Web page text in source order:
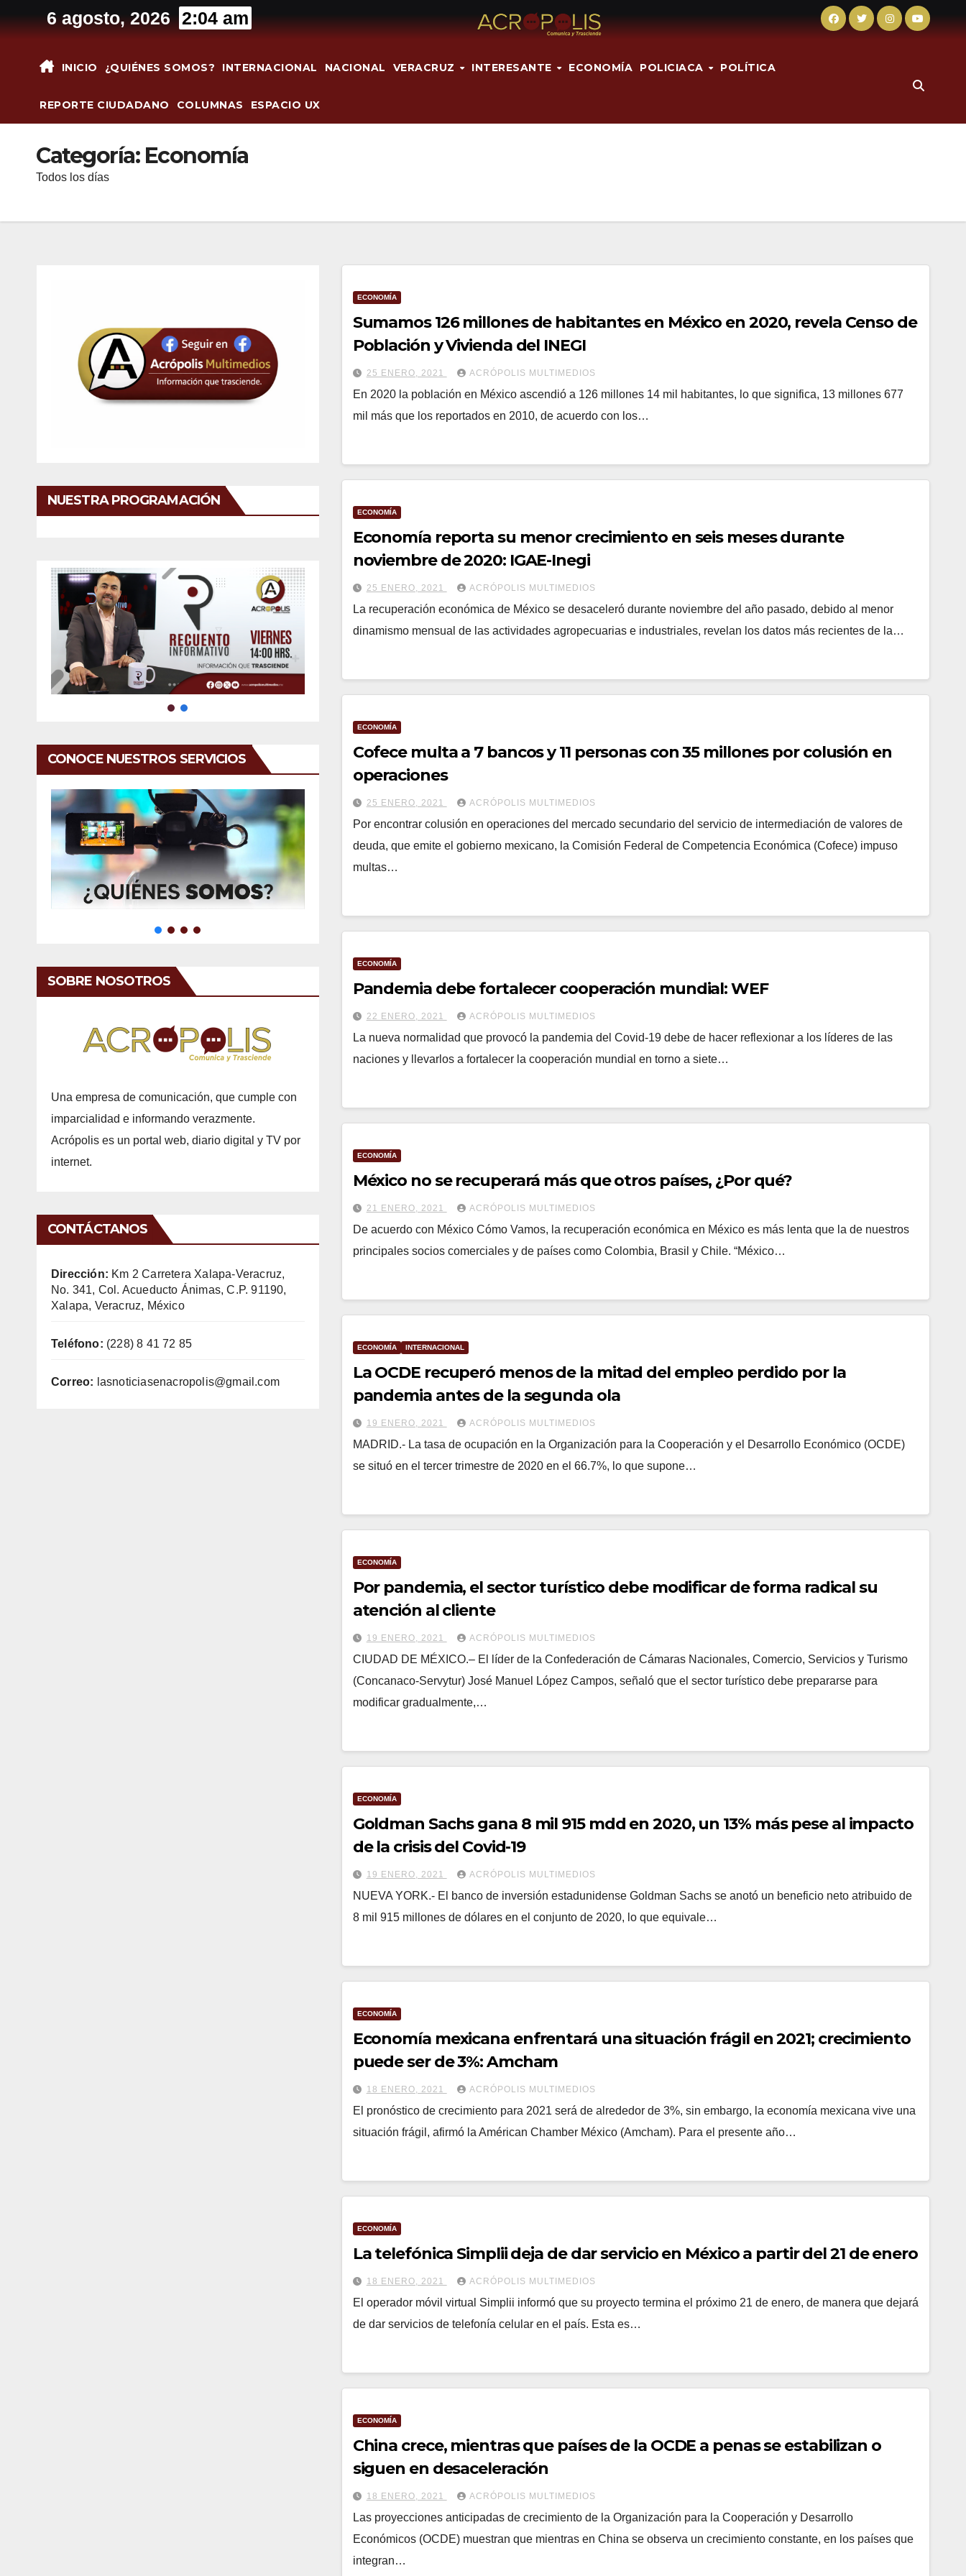
al
6 agosto, 2026 2:04 am
INICIO ¿QUIÉNES SOMOS? INTERNACIONAL NACIONAL VERACRUZ INTERESANTE ECONOMÍA POLICIACA POLÍTICA
REPORTE CIUDADANO COLUMNAS ESPACIO UX
Categoría: Economía
Todos los días
NUESTRA PROGRAMACIÓN
CONOCE NUESTROS SERVICIOS
SOBRE NOSOTROS
Una empresa de comunicación, que cumple con
imparcialidad e informando verazmente.
Acrópolis es un portal web, diario digital y TV por
internet.
CONTÁCTANOS
Dirección: Km 2 Carretera Xalapa-Veracruz,
No. 341, Col. Acueducto Ánimas, C.P. 91190,
Xalapa, Veracruz, México
Teléfono: (228) 8 41 72 85
Correo: lasnoticiasenacropolis@gmail.com
ECONOMÍA
Sumamos 126 millones de habitantes en México en 2020, revela Censo de
Población y Vivienda del INEGI
25 ENERO, 2021 ACRÓPOLIS MULTIMEDIOS
En 2020 la población en México ascendió a 126 millones 14 mil habitantes, lo que significa, 13 millones 677
mil más que los reportados en 2010, de acuerdo con los…
ECONOMÍA
Economía reporta su menor crecimiento en seis meses durante
noviembre de 2020: IGAE-Inegi
25 ENERO, 2021 ACRÓPOLIS MULTIMEDIOS
La recuperación económica de México se desaceleró durante noviembre del año pasado, debido al menor
dinamismo mensual de las actividades agropecuarias e industriales, revelan los datos más recientes de la…
ECONOMÍA
Cofece multa a 7 bancos y 11 personas con 35 millones por colusión en
operaciones
25 ENERO, 2021 ACRÓPOLIS MULTIMEDIOS
Por encontrar colusión en operaciones del mercado secundario del servicio de intermediación de valores de
deuda, que emite el gobierno mexicano, la Comisión Federal de Competencia Económica (Cofece) impuso
multas…
ECONOMÍA
Pandemia debe fortalecer cooperación mundial: WEF
22 ENERO, 2021 ACRÓPOLIS MULTIMEDIOS
La nueva normalidad que provocó la pandemia del Covid-19 debe de hacer reflexionar a los líderes de las
naciones y llevarlos a fortalecer la cooperación mundial en torno a siete…
ECONOMÍA
México no se recuperará más que otros países, ¿Por qué?
21 ENERO, 2021 ACRÓPOLIS MULTIMEDIOS
De acuerdo con México Cómo Vamos, la recuperación económica en México es más lenta que la de nuestros
principales socios comerciales y de países como Colombia, Brasil y Chile. “México…
ECONOMÍA INTERNACIONAL
La OCDE recuperó menos de la mitad del empleo perdido por la
pandemia antes de la segunda ola
19 ENERO, 2021 ACRÓPOLIS MULTIMEDIOS
MADRID.- La tasa de ocupación en la Organización para la Cooperación y el Desarrollo Económico (OCDE)
se situó en el tercer trimestre de 2020 en el 66.7%, lo que supone…
ECONOMÍA
Por pandemia, el sector turístico debe modificar de forma radical su
atención al cliente
19 ENERO, 2021 ACRÓPOLIS MULTIMEDIOS
CIUDAD DE MÉXICO.– El líder de la Confederación de Cámaras Nacionales, Comercio, Servicios y Turismo
(Concanaco-Servytur) José Manuel López Campos, señaló que el sector turístico debe prepararse para
modificar gradualmente,…
ECONOMÍA
Goldman Sachs gana 8 mil 915 mdd en 2020, un 13% más pese al impacto
de la crisis del Covid-19
19 ENERO, 2021 ACRÓPOLIS MULTIMEDIOS
NUEVA YORK.- El banco de inversión estadunidense Goldman Sachs se anotó un beneficio neto atribuido de
8 mil 915 millones de dólares en el conjunto de 2020, lo que equivale…
ECONOMÍA
Economía mexicana enfrentará una situación frágil en 2021; crecimiento
puede ser de 3%: Amcham
18 ENERO, 2021 ACRÓPOLIS MULTIMEDIOS
El pronóstico de crecimiento para 2021 será de alrededor de 3%, sin embargo, la economía mexicana vive una
situación frágil, afirmó la Américan Chamber México (Amcham). Para el presente año…
ECONOMÍA
La telefónica Simplii deja de dar servicio en México a partir del 21 de enero
18 ENERO, 2021 ACRÓPOLIS MULTIMEDIOS
El operador móvil virtual Simplii informó que su proyecto termina el próximo 21 de enero, de manera que dejará
de dar servicios de telefonía celular en el país. Esta es…
ECONOMÍA
China crece, mientras que países de la OCDE a penas se estabilizan o
siguen en desaceleración
18 ENERO, 2021 ACRÓPOLIS MULTIMEDIOS
Las proyecciones anticipadas de crecimiento de la Organización para la Cooperación y Desarrollo
Económicos (OCDE) muestran que mientras en China se observa un crecimiento constante, en los países que
integran…